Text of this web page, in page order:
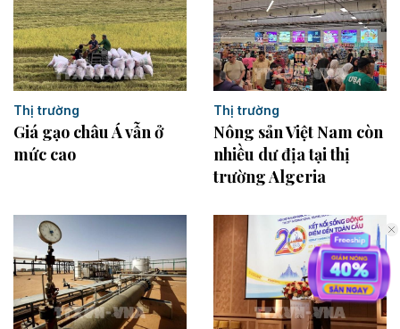
Thị trường
Giá gạo châu Á vẫn ở
mức cao
Thị trường
Nông sản Việt Nam còn
nhiều dư địa tại thị
trường Algeria